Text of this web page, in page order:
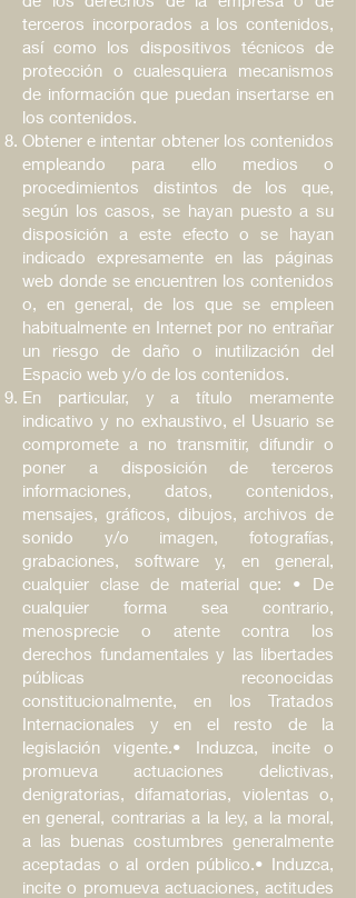
terceros incorporados a los contenidos,
así como los dispositivos técnicos de
protección o cualesquiera mecanismos
de información que puedan insertarse en
los contenidos.
Obtener e intentar obtener los contenidos
empleando para ello medios o
procedimientos distintos de los que,
según los casos, se hayan puesto a su
disposición a este efecto o se hayan
indicado expresamente en las páginas
web donde se encuentren los contenidos
o, en general, de los que se empleen
habitualmente en Internet por no entrañar
un riesgo de daño o inutilización del
Espacio web y/o de los contenidos.
En particular, y a título meramente
indicativo y no exhaustivo, el Usuario se
compromete a no transmitir, difundir o
poner a disposición de terceros
informaciones, datos, contenidos,
mensajes, gráficos, dibujos, archivos de
sonido y/o imagen, fotografías,
grabaciones, software y, en general,
cualquier clase de material que: • De
cualquier forma sea contrario,
menosprecie o atente contra los
derechos fundamentales y las libertades
públicas reconocidas
constitucionalmente, en los Tratados
Internacionales y en el resto de la
legislación vigente.• Induzca, incite o
promueva actuaciones delictivas,
denigratorias, difamatorias, violentas o,
en general, contrarias a la ley, a la moral,
a las buenas costumbres generalmente
aceptadas o al orden público.• Induzca,
incite o promueva actuaciones, actitudes